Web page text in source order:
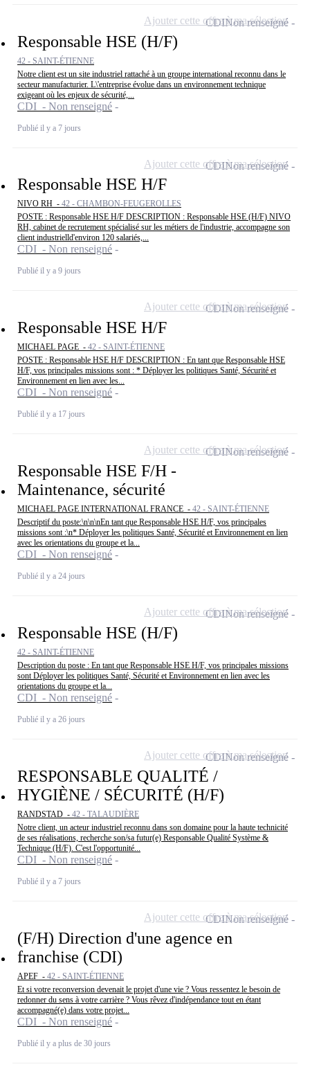
Responsable HSE (H/F)
42 - SAINT-ÉTIENNE
Notre client est un site industriel rattaché à un groupe international reconnu dans le
secteur manufacturier. L\'entreprise évolue dans un environnement technique
exigeant où les enjeux de sécurité,...
CDI - Non renseigné
Publié il y a 7 jours
CDINon renseigné
Ajouter cette offre à ma sélection
Responsable HSE H/F
NIVO RH - 42 - CHAMBON-FEUGEROLLES
POSTE : Responsable HSE H/F DESCRIPTION : Responsable HSE (H/F) NIVO
RH, cabinet de recrutement spécialisé sur les métiers de l'industrie, accompagne son
client industrielld'environ 120 salariés,...
CDI - Non renseigné
Publié il y a 9 jours
CDINon renseigné
Ajouter cette offre à ma sélection
Responsable HSE H/F
MICHAEL PAGE - 42 - SAINT-ÉTIENNE
POSTE : Responsable HSE H/F DESCRIPTION : En tant que Responsable HSE
H/F, vos principales missions sont : * Déployer les politiques Santé, Sécurité et
Environnement en lien avec les...
CDI - Non renseigné
Publié il y a 17 jours
CDINon renseigné
Ajouter cette offre à ma sélection
Responsable HSE F/H -
Maintenance, sécurité
MICHAEL PAGE INTERNATIONAL FRANCE - 42 - SAINT-ÉTIENNE
Descriptif du poste:\n\n\nEn tant que Responsable HSE H/F, vos principales
missions sont :\n* Déployer les politiques Santé, Sécurité et Environnement en lien
avec les orientations du groupe et la...
CDI - Non renseigné
Publié il y a 24 jours
CDINon renseigné
Ajouter cette offre à ma sélection
Responsable HSE (H/F)
42 - SAINT-ÉTIENNE
Description du poste : En tant que Responsable HSE H/F, vos principales missions
sont Déployer les politiques Santé, Sécurité et Environnement en lien avec les
orientations du groupe et la...
CDI - Non renseigné
Publié il y a 26 jours
CDINon renseigné
Ajouter cette offre à ma sélection
RESPONSABLE QUALITÉ /
HYGIÈNE / SÉCURITÉ (H/F)
RANDSTAD - 42 - TALAUDIÈRE
Notre client, un acteur industriel reconnu dans son domaine pour la haute technicité
de ses réalisations, recherche son/sa futur(e) Responsable Qualité Système &
Technique (H/F). C'est l'opportunité...
CDI - Non renseigné
Publié il y a 7 jours
CDINon renseigné
Ajouter cette offre à ma sélection
(F/H) Direction d'une agence en
franchise (CDI)
APEF - 42 - SAINT-ÉTIENNE
Et si votre reconversion devenait le projet d'une vie ? Vous ressentez le besoin de
redonner du sens à votre carrière ? Vous rêvez d'indépendance tout en étant
accompagné(e) dans votre projet...
CDI - Non renseigné
Publié il y a plus de 30 jours
CDINon renseigné
Ajouter cette offre à ma sélection